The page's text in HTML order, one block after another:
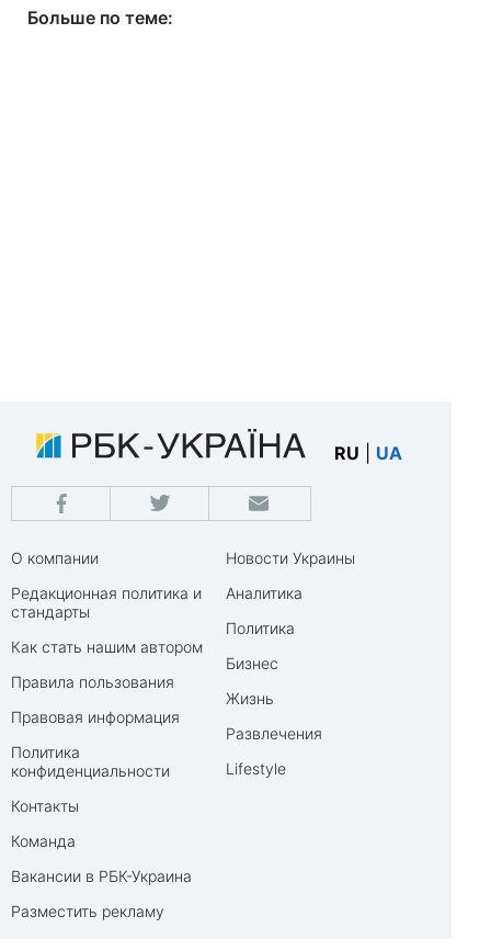
Больше по теме:
RU UA
О компании
Редакционная политика и
стандарты
Как стать нашим автором
Правила пользования
Правовая информация
Политика
конфиденциальности
Контакты
Команда
Вакансии в РБК-Украина
Разместить рекламу
Новости Украины
Аналитика
Политика
Бизнес
Жизнь
Развлечения
Lifestyle